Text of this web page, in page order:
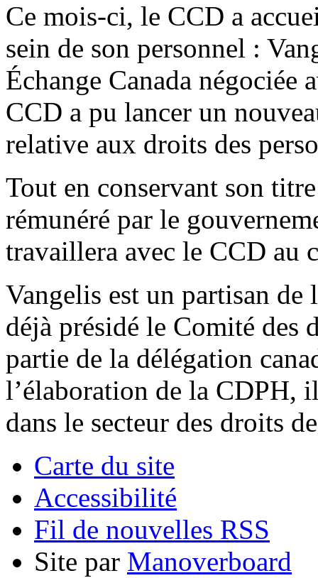
Ce mois-ci, le CCD a
sein de son personnel :
Échange Canada négociée
CCD a pu lancer un
relative aux droits des
Tout en conservant son
rémunéré par le
travaillera avec le CCD au
Vangelis est un partisan
déjà présidé le Comité des
partie de la délégation
l’élaboration de la CDPH,
dans le secteur des droits
Carte du site
Accessibilité
Fil de nouvelles RSS
Site par Manoverboard